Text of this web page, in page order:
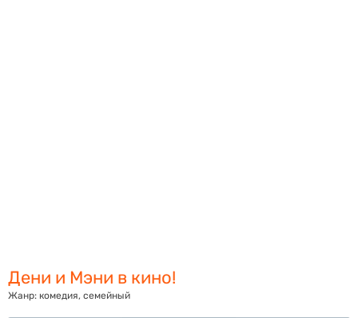
Дени и Мэни в кино!
Жанр: комедия, семейный